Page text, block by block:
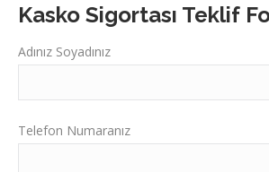
Kasko Sigortası Teklif
Adınız Soyadınız
Telefon Numaranız